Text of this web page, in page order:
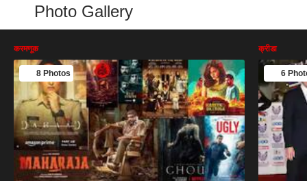
Photo Gallery
करमणूक
8 Photos
क्रीडा
6